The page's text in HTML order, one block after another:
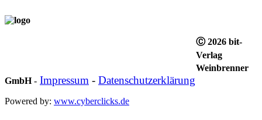
Ⓒ 2026 bit-
Verlag
Weinbrenner
GmbH- Impressum - Datenschutzerklärung
Powered by: www.cyberclicks.de